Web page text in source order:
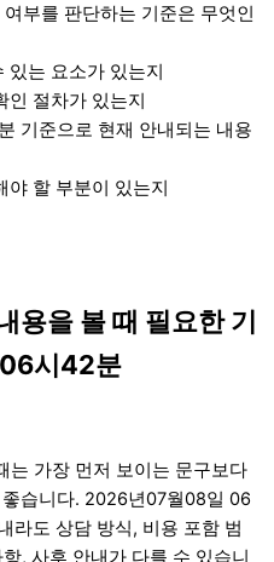
부를 판단하는 기준은 무엇인
있는 요소가 있는지
인 절차가 있는지
기준으로 현재 안내되는 내용
야 할 부분이 있는지
용을 볼 때 필요한 기
시42분
는 가장 먼저 보이는 문구보다
습니다. 2026년07월08일 06
라도 상담 방식, 비용 포함 범
, 사후 안내가 다를 수 있습니